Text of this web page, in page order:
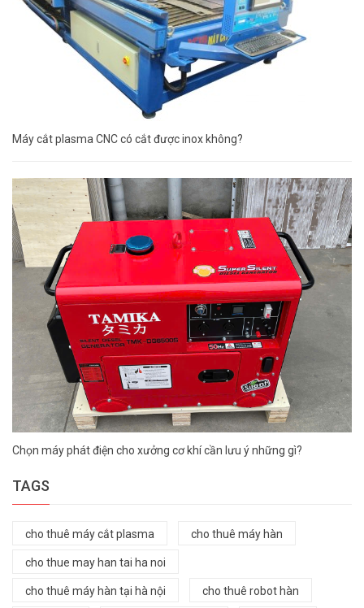
Máy cắt plasma CNC có cắt được inox không?
Chọn máy phát điện cho xưởng cơ khí cần lưu ý những gì?
TAGS
cho thuê máy cắt plasma cho thuê máy hàn
cho thue may han tai ha noi
cho thuê máy hàn tại hà nội cho thuê robot hàn